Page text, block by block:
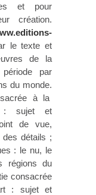
et pour
création.
le texte et
de la
par
du monde.
à la
: sujet et
de vue,
détails ;
: le nu, le
régions du
consacrée
: sujet et